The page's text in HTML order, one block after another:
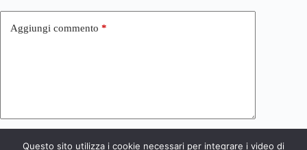
Aggiungi commento *
Questo sito utilizza i cookie necessari per integrare i video di